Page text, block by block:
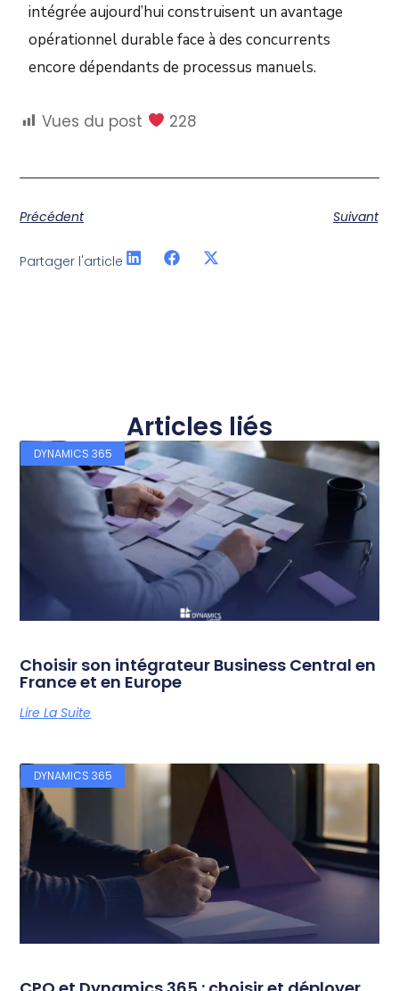
intégrée aujourd’hui construisent un avantage
opérationnel durable face à des concurrents
encore dépendants de processus manuels.
Vues du post 228
Précédent Suivant
Partager l'article
Articles liés
DYNAMICS 365
Choisir son intégrateur Business Central en
France et en Europe
Lire La Suite
DYNAMICS 365